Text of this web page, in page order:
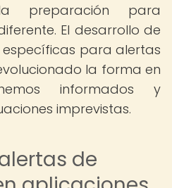
para
El desarrollo de
para alertas
la forma en
informados y
imprevistas.
de